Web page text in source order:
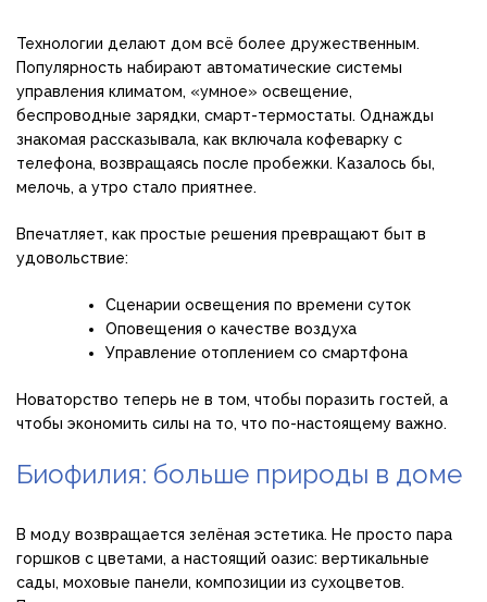
Технологии делают дом всё более дружественным.
Популярность набирают автоматические системы
управления климатом, «умное» освещение,
беспроводные зарядки, смарт-термостаты. Однажды
знакомая рассказывала, как включала кофеварку с
телефона, возвращаясь после пробежки. Казалось бы,
мелочь, а утро стало приятнее.
Впечатляет, как простые решения превращают быт в
удовольствие:
Сценарии освещения по времени суток
Оповещения о качестве воздуха
Управление отоплением со смартфона
Новаторство теперь не в том, чтобы поразить гостей, а
чтобы экономить силы на то, что по-настоящему важно.
Биофилия: больше природы в доме
В моду возвращается зелёная эстетика. Не просто пара
горшков с цветами, а настоящий оазис: вертикальные
сады, моховые панели, композиции из сухоцветов.